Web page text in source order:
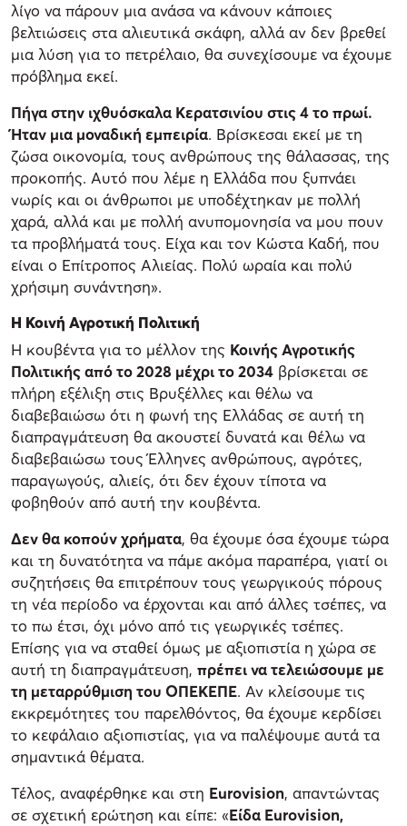
λίγο να πάρουν μια ανάσα να κάνουν κάποιες
βελτιώσεις στα αλιευτικά σκάφη, αλλά αν δεν βρεθεί
μια λύση για το πετρέλαιο, θα συνεχίσουμε να έχουμε
πρόβλημα εκεί.
Πήγα στην ιχθυόσκαλα Κερατσινίου στις 4 το πρωί.
Ήταν μια μοναδική εμπειρία. Βρίσκεσαι εκεί με τη
ζώσα οικονομία, τους ανθρώπους της θάλασσας, της
προκοπής. Αυτό που λέμε η Ελλάδα που ξυπνάει
νωρίς και οι άνθρωποι με υποδέχτηκαν με πολλή
χαρά, αλλά και με πολλή ανυπομονησία να μου πουν
τα προβλήματά τους. Είχα και τον Κώστα Καδή, που
είναι ο Επίτροπος Αλιείας. Πολύ ωραία και πολύ
χρήσιμη συνάντηση».
Η Κοινή Αγροτική Πολιτική
Η κουβέντα για το μέλλον της Κοινής Αγροτικής
Πολιτικής από το 2028 μέχρι το 2034 βρίσκεται σε
πλήρη εξέλιξη στις Βρυξέλλες και θέλω να
διαβεβαιώσω ότι η φωνή της Ελλάδας σε αυτή τη
διαπραγμάτευση θα ακουστεί δυνατά και θέλω να
διαβεβαιώσω τους Έλληνες ανθρώπους, αγρότες,
παραγωγούς, αλιείς, ότι δεν έχουν τίποτα να
φοβηθούν από αυτή την κουβέντα.
Δεν θα κοπούν χρήματα, θα έχουμε όσα έχουμε τώρα
και τη δυνατότητα να πάμε ακόμα παραπέρα, γιατί οι
συζητήσεις θα επιτρέπουν τους γεωργικούς πόρους
τη νέα περίοδο να έρχονται και από άλλες τσέπες, να
το πω έτσι, όχι μόνο από τις γεωργικές τσέπες.
Επίσης για να σταθεί όμως με αξιοπιστία η χώρα σε
αυτή τη διαπραγμάτευση, πρέπει να τελειώσουμε με
τη μεταρρύθμιση του ΟΠΕΚΕΠΕ. Αν κλείσουμε τις
εκκρεμότητες του παρελθόντος, θα έχουμε κερδίσει
το κεφάλαιο αξιοπιστίας, για να παλέψουμε αυτά τα
σημαντικά θέματα.
Τέλος, αναφέρθηκε και στη Eurovision, απαντώντας
σε σχετική ερώτηση και είπε: «Είδα Eurovision,